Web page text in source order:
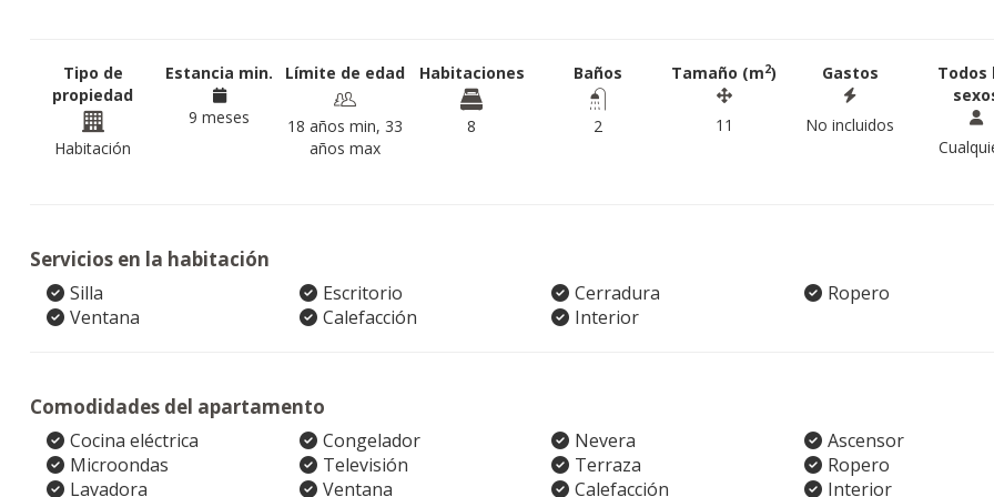
Tipo de
propiedad
Habitación
Estancia min.
9 meses
Límite de edad
18 años min, 33
años max
Habitaciones
8
Baños
2
Tamaño (m2)
11
Gastos
No incluidos
Todos
Servicios en la habitación
Silla Escritorio Cerradura
Ropero
Ventana
Calefacción Interior
Comodidades del apartamento
Cocina eléctrica Congelador Nevera
Ascensor
Microondas
Televisión Terraza
Ropero
Lavadora
Ventana Calefacción Interior